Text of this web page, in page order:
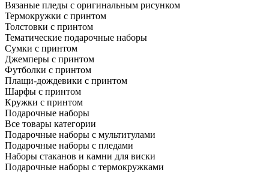
Вязаные пледы с оригинальным рисунком
Термокружки с принтом
Толстовки с принтом
Тематические подарочные наборы
Сумки с принтом
Джемперы с принтом
Футболки с принтом
Плащи-дождевики с принтом
Шарфы с принтом
Кружки с принтом
Подарочные наборы
Все товары категории
Подарочные наборы с мультитулами
Подарочные наборы с пледами
Наборы стаканов и камни для виски
Подарочные наборы с термокружками